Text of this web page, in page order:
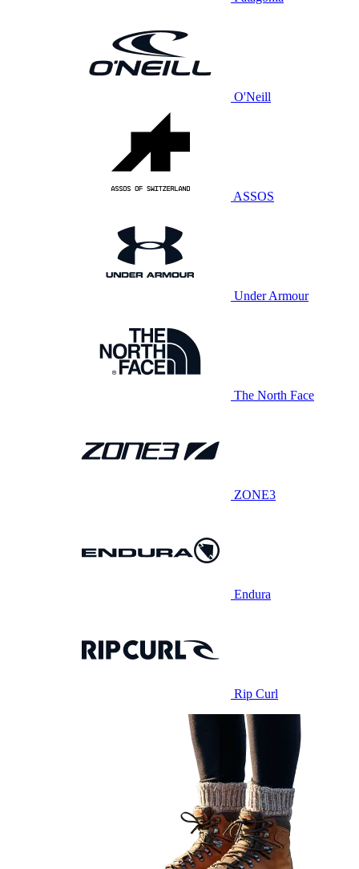
O'Neill
ASSOS
Under Armour
The North Face
ZONE3
Endura
Rip Curl